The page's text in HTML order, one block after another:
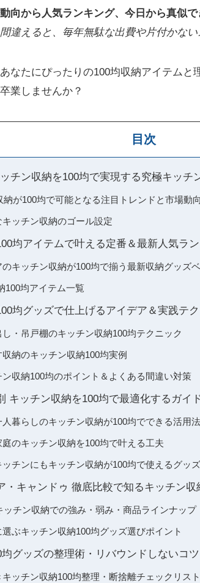
向から人気ランキング、今日から真似
違えると、毎年無駄な出費や片付かな
なたにぴったりの100均収納アイテム
業しませんか？
目次
チン収納を100均で実現する究極キッチ
納が100均で可能となる注目トレンドと市場動向
ッチン収納のゴール設定
均アイテムで叶える定番＆最新人気ラ
キッチン収納が100均で揃う最新収納グッズ
100均アイテム一覧
均グッズで仕上げるアイデア＆実践テク
・吊戸棚のキッチン収納100均テクニック
納のキッチン収納100均実例
収納100均のポイント＆よくある間違い対策
キッチン収納を100均で最適化するガイ
暮らしのキッチン収納が100均でできる活用法
のキッチン収納を100均で叶える工夫
チンにもキッチン収納が100均で使えるグッ
・キャンドゥ 徹底比較で知るキッチン収
ッチン収納での強み・弱み・商品ラインナップ
ぶキッチン収納100均グッズ選びポイント
グッズの整理術・リバウンドしないコツ
ッチン収納100均整理・断捨離チェックリスト